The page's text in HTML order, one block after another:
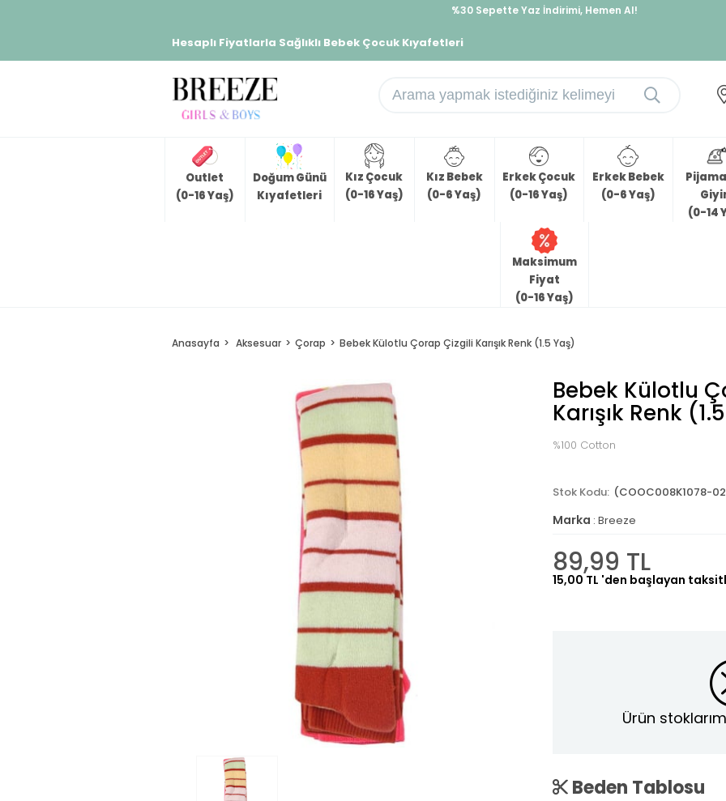
%30 Sepette Yaz İndirimi, Hemen Al!
Hesaplı Fiyatlarla Sağlıklı Bebek Çocuk Kıyafetleri
Outlet
(0-16 Yaş)
Doğum Günü
Kıyafetleri
Kız Çocuk
(0-16 Yaş)
Kız Bebek
(0-6 Yaş)
Erkek Çocuk
(0-16 Yaş)
Erkek Bebek
(0-6 Yaş)
(0-14
Maksimum
Fiyat
(0-16 Yaş)
Anasayfa Aksesuar Çorap Bebek Külotlu Çorap Çizgili Karışık Renk (1.5 Yaş)
Bebek Külotlu
Karışık Renk
%100 Cotton
(COOC008K1078-
Marka : Breeze
89,99 TL
15,00 TL 'den başlayan
Ürün
Beden Tablosu